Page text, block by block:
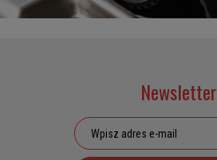
Newsletter